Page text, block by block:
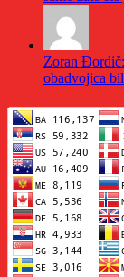
Zoran
obadvojica